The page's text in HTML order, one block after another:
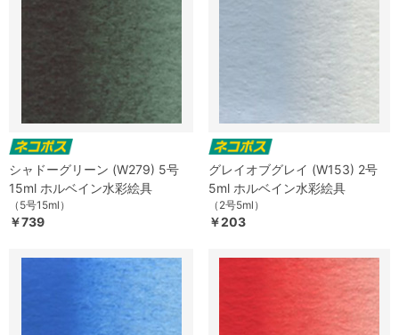
シャドーグリーン (W279) 5号
15ml ホルベイン水彩絵具
（5号15ml）
￥739
グレイオブグレイ (W153) 2号
5ml ホルベイン水彩絵具
（2号5ml）
￥203